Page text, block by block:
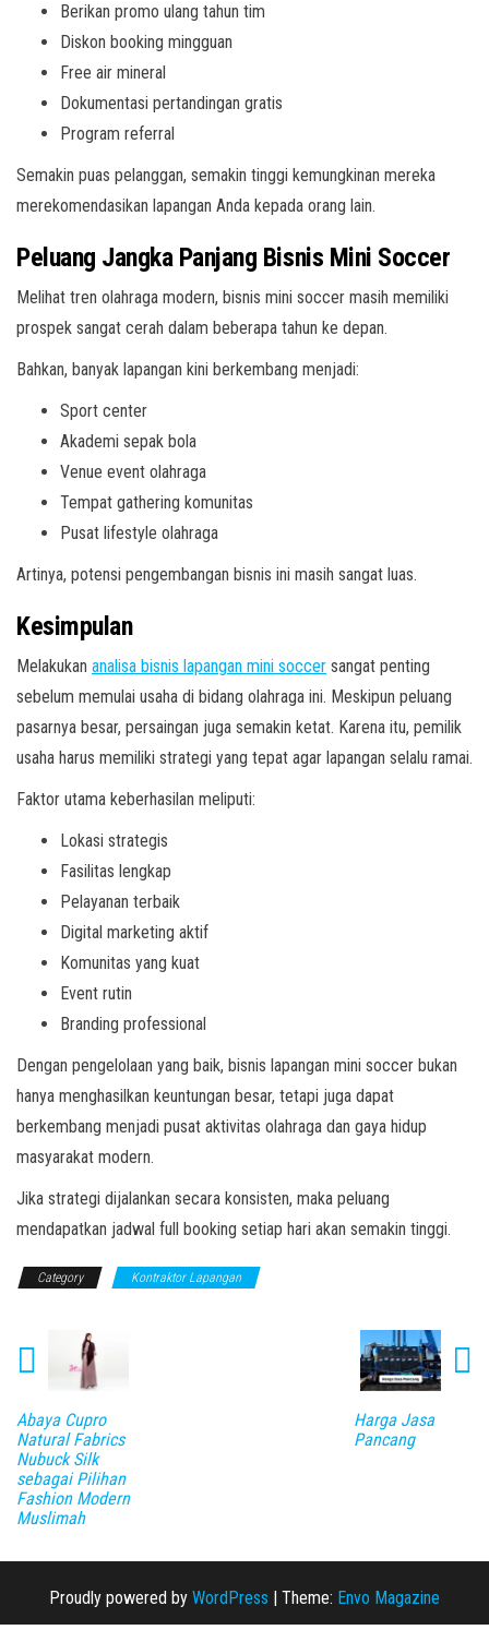
Berikan promo ulang tahun tim
Diskon booking mingguan
Free air mineral
Dokumentasi pertandingan gratis
Program referral
Semakin puas pelanggan, semakin tinggi kemungkinan mereka
merekomendasikan lapangan Anda kepada orang lain.
Peluang Jangka Panjang Bisnis Mini Soccer
Melihat tren olahraga modern, bisnis mini soccer masih memiliki
prospek sangat cerah dalam beberapa tahun ke depan.
Bahkan, banyak lapangan kini berkembang menjadi:
Sport center
Akademi sepak bola
Venue event olahraga
Tempat gathering komunitas
Pusat lifestyle olahraga
Artinya, potensi pengembangan bisnis ini masih sangat luas.
Kesimpulan
Melakukan analisa bisnis lapangan mini soccer sangat penting
sebelum memulai usaha di bidang olahraga ini. Meskipun peluang
pasarnya besar, persaingan juga semakin ketat. Karena itu, pemilik
usaha harus memiliki strategi yang tepat agar lapangan selalu ramai.
Faktor utama keberhasilan meliputi:
Lokasi strategis
Fasilitas lengkap
Pelayanan terbaik
Digital marketing aktif
Komunitas yang kuat
Event rutin
Branding professional
Dengan pengelolaan yang baik, bisnis lapangan mini soccer bukan
hanya menghasilkan keuntungan besar, tetapi juga dapat
berkembang menjadi pusat aktivitas olahraga dan gaya hidup
masyarakat modern.
Jika strategi dijalankan secara konsisten, maka peluang
mendapatkan jadwal full booking setiap hari akan semakin tinggi.
Category Kontraktor Lapangan
Abaya Cupro
Natural Fabrics
Nubuck Silk
sebagai Pilihan
Fashion Modern
Muslimah
Harga Jasa
Pancang
Proudly powered by WordPress | Theme: Envo Magazine